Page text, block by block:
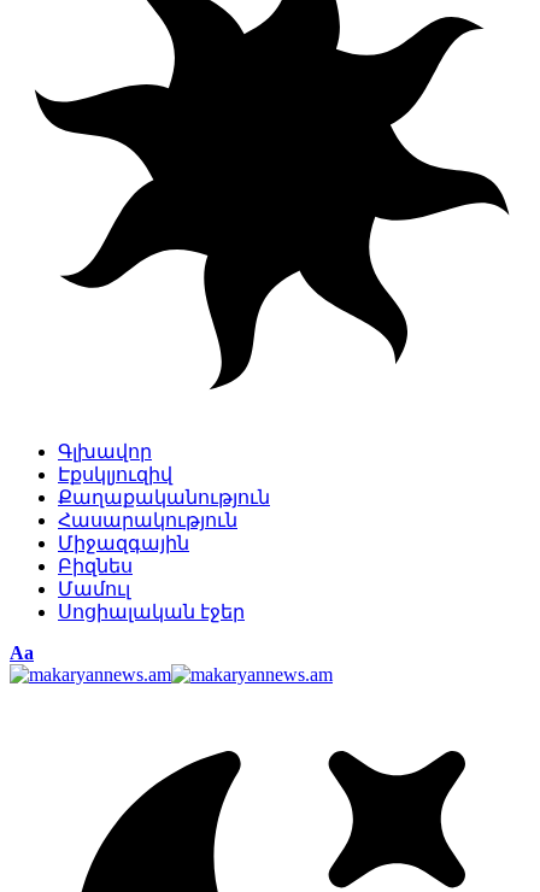
Գլխավոր
Էքսկլյուզիվ
Քաղաքականություն
Հասարակություն
Միջազգային
Բիզնես
Մամուլ
Սոցիալական էջեր
Изменение
размера
Аа